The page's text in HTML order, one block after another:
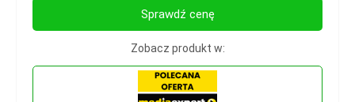
Sprawdź cenę
Zobacz produkt w: